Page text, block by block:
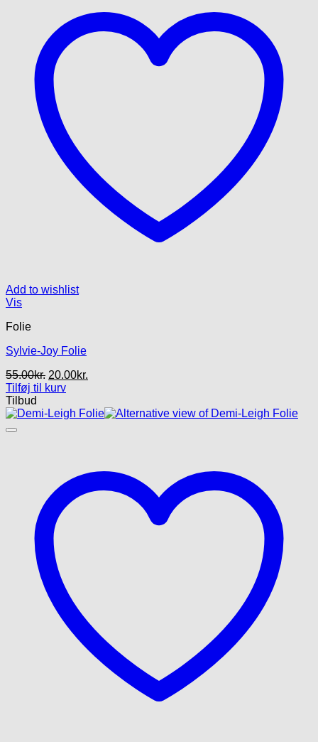
Add to wishlist
Vis
Folie
Sylvie-Joy Folie
55.00kr. Den
oprindelige
var:
20.00kr.
er:
Tilføj til kurv
Tilbud